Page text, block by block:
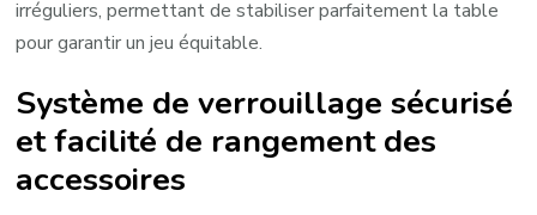
irréguliers, permettant de stabiliser parfaitement la table
pour garantir un jeu équitable.
Système de verrouillage sécurisé
et facilité de rangement des
accessoires